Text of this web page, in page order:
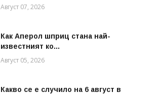
Август 07, 2026
Как Аперол шприц стана най-
известният ко...
Август 05, 2026
Какво се е случило на 6 август в